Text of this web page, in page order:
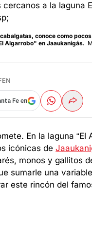
conoce como
Algarrobo" en Jaaukanigás.
Fe en
En la laguna “El
icónicas de
monos y gallitos
sumarle una
este rincón del